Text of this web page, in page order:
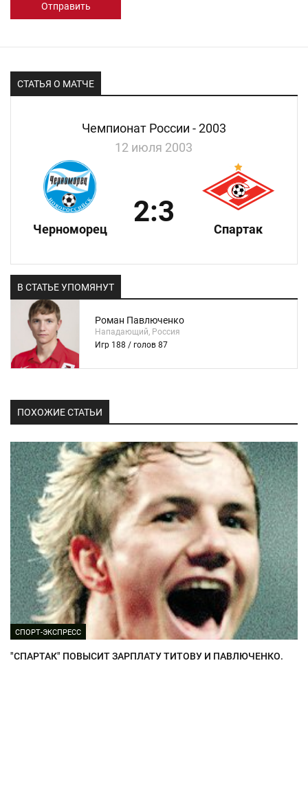
Отправить
СТАТЬЯ О МАТЧЕ
Чемпионат России - 2003
12 июля 2003
Черноморец
2:3
Спартак
В СТАТЬЕ УПОМЯНУТ
Роман Павлюченко
Нападающий, Россия
Игр 188 / голов 87
ПОХОЖИЕ СТАТЬИ
СПОРТ-ЭКСПРЕСС
"СПАРТАК" ПОВЫСИТ ЗАРПЛАТУ ТИТОВУ И ПАВЛЮЧЕНКО.